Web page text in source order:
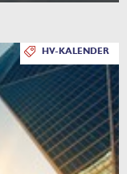
HV-KALENDER